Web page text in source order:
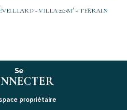
- VILLA 220M² - TERRAIN
Se
propriétaire